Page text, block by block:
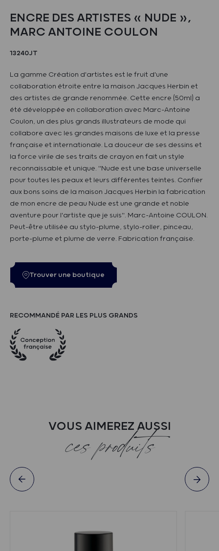
ENCRE DES ARTISTES « NUDE »,
MARC ANTOINE COULON
13240JT
La gamme Création d'artistes est le fruit d'une
collaboration étroite entre la maison Jacques Herbin et
des artistes de grande renommée. Cette encre (50ml) a
été développée en collaboration avec Marc-Antoine
Coulon, un des plus grands illustrateurs de mode qui
collabore avec les grandes maisons de luxe et la presse
française et internationale. La douceur de ses dessins et
la force virile de ses traits de crayon en fait un style
reconnaissable et unique. "Nude est une base universelle
pour toutes les peaux et leurs différentes teintes. Confier
aux bons soins de la maison Jacques Herbin la fabrication
de mon encre de peau Nude est une grande et noble
aventure pour l'artiste que je suis". Marc-Antoine COULON.
Peut-être utilisée au stylo-plume, stylo-roller, pinceau,
porte-plume et plume de verre. Fabrication française.
Trouver une boutique
RECOMMANDÉ PAR LES PLUS GRANDS
VOUS AIMEREZ AUSSI
ces produits